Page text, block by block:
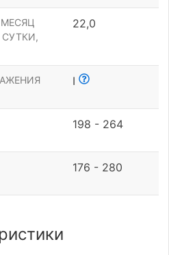
СУТКИ,
22,0
I
198 - 264
176 - 280